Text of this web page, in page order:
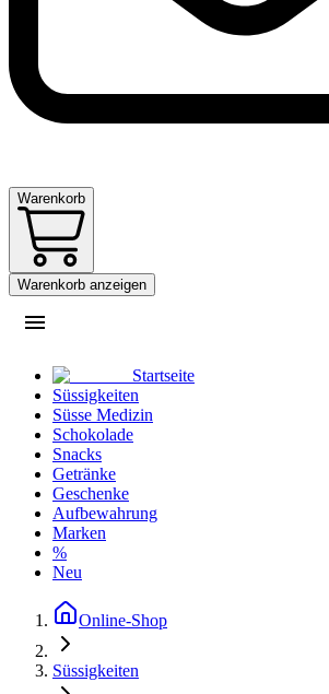
Warenkorb
Warenkorb anzeigen
Startseite
Süssigkeiten
Süsse Medizin
Schokolade
Snacks
Getränke
Geschenke
Aufbewahrung
Marken
%
Neu
Online-Shop
Süssigkeiten